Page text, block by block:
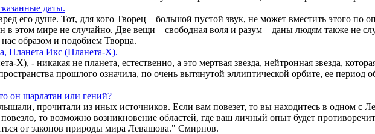
даты.
его душе. Тот, для кого Творец – большой пустой звук, не может вместить этого по
в этом мире не случайно. Две вещи – свободная воля и разум – даны людям также не
образом и подобием Творца.
Планета Икс (Планета-Х).
- никакая не планета, естественно, а это мертвая звезда, нейтронная звезда,
прошлого означила, по очень вытянутой эллиптической орбите, ее период
он шарлатан или гений?
прочитали из иных источников. Если вам повезет, то вы находитесь в одном с
то возможно возникновение областей, где ваш личный опыт будет
от законов природы мира Левашова." Смирнов.